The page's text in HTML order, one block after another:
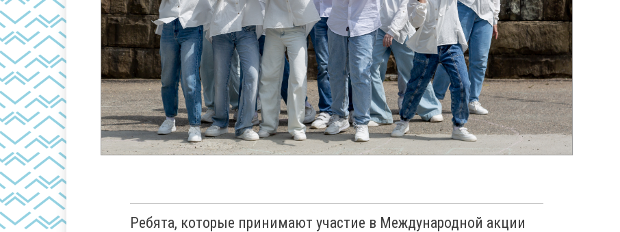
Ребята, которые принимают участие в Международной акции